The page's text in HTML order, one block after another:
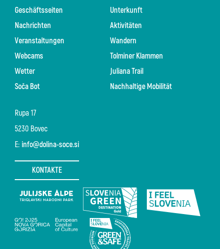
Rupa 17
5230 Bovec
E: info@dolina-soce.si
KONTAKTE
Geschäftsseiten
Nachrichten
Veranstaltungen
Webcams
Wetter
Soča Bot
Unterkunft
Aktivitäten
Wandern
Tolminer Klammen
Juliana Trail
Nachhaltige Mobilität